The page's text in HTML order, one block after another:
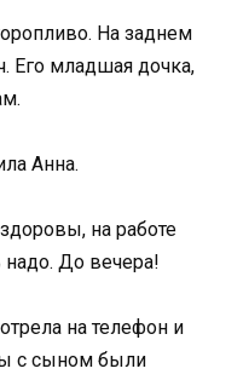
На заднем
Его младшая дочка,
Анна.
на работе
До вечера!
на телефон и
с сыном были